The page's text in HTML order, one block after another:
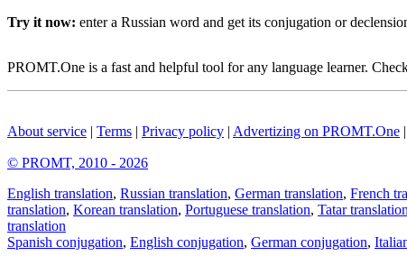
Try it now: enter a Russian word and get its conjugation or
PROMT.One is a fast and helpful tool for any language learner.
About service | Terms | Privacy policy | Advertizing on PROMT.One |
© PROMT, 2010 - 2026
English translation, Russian translation, German translation, French
translation, Korean translation, Portuguese translation, Tatar translation
translation
Spanish conjugation, English conjugation, German conjugation,